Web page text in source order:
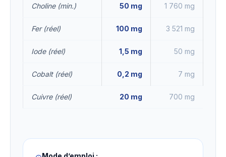
Choline (min.) 50 mg 1 760 mg
Fer (réel) 100 mg 3 521 mg
Iode (réel) 1,5 mg 50 mg
Cobalt (réel) 0,2 mg 7 mg
Cuivre (réel) 20 mg 700 mg